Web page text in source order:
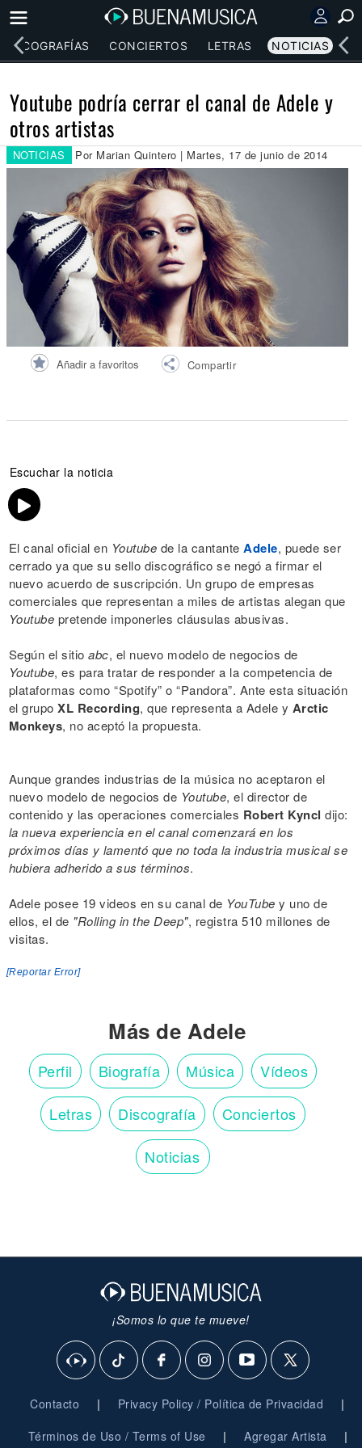
DISCOGRAFÍAS CONCIERTOS LETRAS NOTICIAS
Youtube podría cerrar el canal de Adele y
otros artistas
NOTICIAS Por Marian Quintero | Martes, 17 de junio de 2014
Añadir a favoritos Compartir
Escuchar la noticia
El canal oficial en Youtube de la cantante Adele, puede ser
cerrado ya que su sello discográfico se negó a firmar el
nuevo acuerdo de suscripción. Un grupo de empresas
comerciales que representan a miles de artistas alegan que
Youtube pretende imponerles cláusulas abusivas.
Según el sitio abc, el nuevo modelo de negocios de
Youtube, es para tratar de responder a la competencia de
plataformas como “Spotify” o “Pandora”. Ante esta situación
el grupo XL Recording, que representa a Adele y Arctic
Monkeys, no aceptó la propuesta.
Aunque grandes industrias de la música no aceptaron el
nuevo modelo de negocios de Youtube, el director de
contenido y las operaciones comerciales Robert Kyncl dijo:
la nueva experiencia en el canal comenzará en los
próximos días y lamentó que no toda la industria musical se
hubiera adherido a sus términos.
Adele posee 19 videos en su canal de YouTube y uno de
ellos, el de "Rolling in the Deep", registra 510 millones de
visitas.
[Reportar Error]
Más de Adele
Perfil Biografía Música Vídeos
Letras Discografía Conciertos
Noticias
¡Somos lo que te mueve!
Contacto | Privacy Policy / Política de Privacidad |
Términos de Uso / Terms of Use | Agregar Artista |